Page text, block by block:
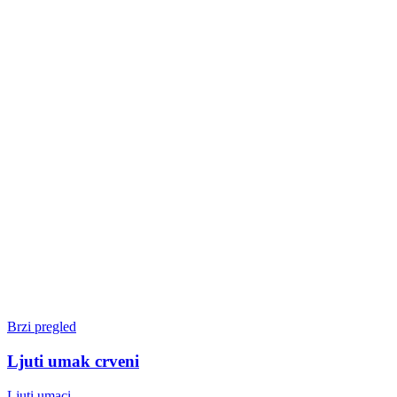
Brzi pregled
Ljuti umak crveni